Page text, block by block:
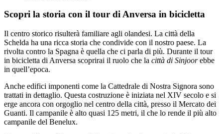
Scopri la storia con il tour di Anversa in bicicletta
Il centro storico risulterà familiare agli olandesi. La città della
Schelda ha una ricca storia che condivide con il nostro paese. La
rivolta contro la Spagna è quella che ci parla di più. Durante il tour
in bicicletta di Anversa scoprirai il ruolo che la città di Sinjoorebbe
in quell’epoca.
Anche edifici imponenti come la Cattedrale di Nostra Signora sono
trattati in dettaglio. Questa costruzione è iniziata nel XIV secolo e si
erge ancora con orgoglio nel centro della città, presso il Mercato dei
Guanti. Il campanile è alto quasi 125 metri, il che lo rende il più alto
campanile del Benelux.